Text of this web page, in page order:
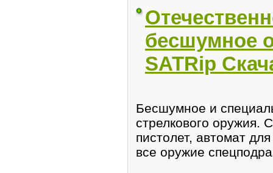
бесшумное
SATRip
Бесшумное и
стрелкового
пистолет, автомат
все оружие